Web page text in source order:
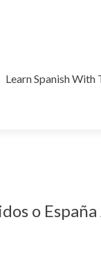
Learn Spanish With
o